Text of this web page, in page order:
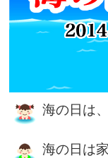
海の日は
海の日は